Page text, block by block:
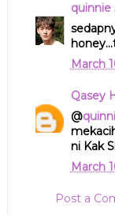
quinnie
March
Qasey
@
ni Kak
March
Post a